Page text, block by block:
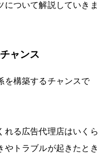
について解説していきま
ャンス
を構築するチャンスで
れる広告代理店はいくら
やトラブルが起きたとき